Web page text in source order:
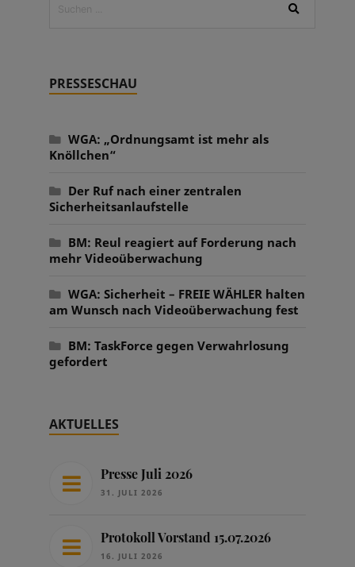
PRESSESCHAU
WGA: „Ordnungsamt ist mehr als
Knöllchen“
Der Ruf nach einer zentralen
Sicherheitsanlaufstelle
BM: Reul reagiert auf Forderung nach
mehr Videoüberwachung
WGA: Sicherheit – FREIE WÄHLER halten
am Wunsch nach Videoüberwachung fest
BM: TaskForce gegen Verwahrlosung
gefordert
AKTUELLES
Presse Juli 2026
31. JULI 2026
Protokoll Vorstand 15.07.2026
16. JULI 2026